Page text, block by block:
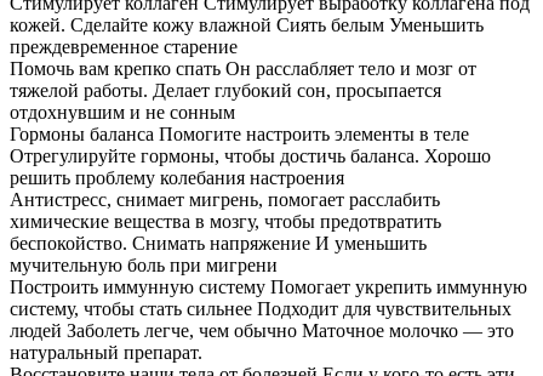
кожей. Сделайте кожу влажной Сиять белым Уменьшить
преждевременное старение
Помочь вам крепко спать Он расслабляет тело и мозг от
тяжелой работы. Делает глубокий сон, просыпается
отдохнувшим и не сонным
Гормоны баланса Помогите настроить элементы в теле
Отрегулируйте гормоны, чтобы достичь баланса. Хорошо
решить проблему колебания настроения
Антистресс, снимает мигрень, помогает расслабить
химические вещества в мозгу, чтобы предотвратить
беспокойство. Снимать напряжение И уменьшить
мучительную боль при мигрени
Построить иммунную систему Помогает укрепить иммунную
систему, чтобы стать сильнее Подходит для чувствительных
людей Заболеть легче, чем обычно Маточное молочко — это
натуральный препарат.